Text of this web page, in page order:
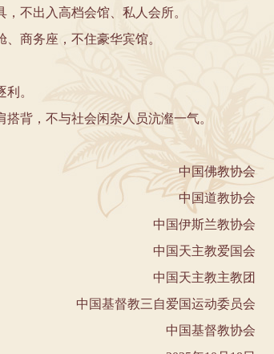
不出入高档会馆、私人会所。
商务座，不住豪华宾馆。
。
背，不与社会闲杂人员沆瀣一气。
中国佛教协会
中国道教协会
中国伊斯兰教协会
中国天主教爱国会
中国天主教主教团
中国基督教三自爱国运动委员会
中国基督教协会